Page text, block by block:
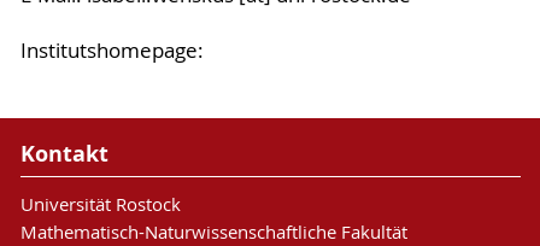
Institutshomepage:
Kontakt
Universität Rostock
Mathematisch-Naturwissenschaftliche Fakultät